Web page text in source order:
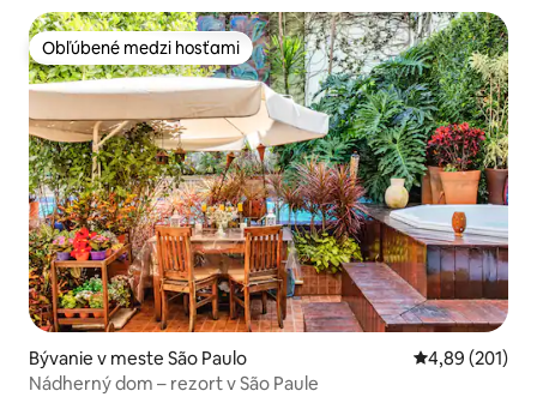
Obľúbené medzi hosťami
Obľúbené medzi hosťami
Bývanie v meste São Paulo Priemerné
4,89 (201)
Nádherný dom – rezort v São Paule